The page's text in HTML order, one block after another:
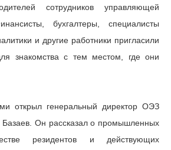
сотрудников управляющей
бухгалтеры, специалисты
и другие работники пригласили
знакомства с тем местом, где они
открыл генеральный директор ОЭЗ
Базаев. Он рассказал о промышленных
резидентов и действующих